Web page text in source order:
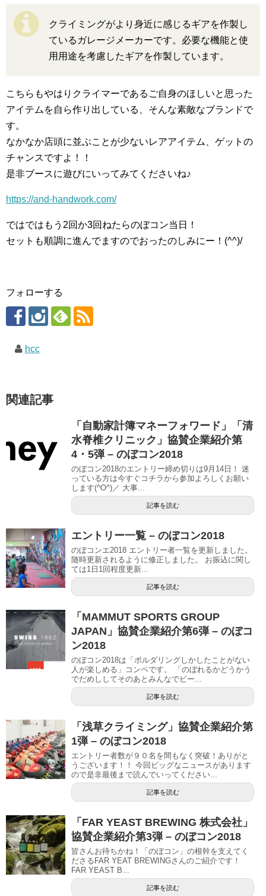
クライミングがより身近に感じるギアを作製し
ているガレージメーカーです。必要な機能と使
用用途を考慮したギアを作製しています。
こちらもやはりクライマーであるご自身のほしいと思った
アイテムを自ら作り出している、そんな素敵なブランドで
す。
なかなか店頭に並ぶことが少ないレアアイテム、ゲットの
チャンスですよ！！
是非ブースに遊びにいってみてくださいね♪
https://and-handwork.com/
ではではもう2回か3回ねたらのぼコン当日！
セットも順調に進んでますのでおったのしみにー！(^^)/
フォローする
hcc
関連記事
「自動家計簿マネーフォワード」「清
水脊椎クリニック」協賛企業紹介第
4・5弾 – のぼコン2018
のぼコン2018のエントリー締め切りは9月14日！ 迷
っている方は今すぐコチラから参加よろしくお願い
します(^O^)／ 大事...
記事を読む
エントリー一覧 – のぼコン2018
のぼコンエ2018 エントリー者一覧を更新しました。
随時更新されるように修正しました。 お振込に関し
ては1日1回程度更新...
記事を読む
「MAMMUT SPORTS GROUP
JAPAN」協賛企業紹介第6弾 – のぼコ
ン2018
のぼコン2018は「ボルダリングしかしたことがない
人が楽しめる」コンペです。 「のぼれるかどうかう
でだめししてそのあとみんなでビー...
記事を読む
「浅草クライミング」協賛企業紹介第
1弾 – のぼコン2018
エントリー者数が９０名を間もなく突破！ありがと
うございます！！ 今回ビッグなニュースがあります
ので是非最後まで読んでいってください...
記事を読む
「FAR YEAST BREWING 株式会社」
協賛企業紹介第3弾 – のぼコン2018
皆さんお待ちかね！「のぼコン」の根幹を支えてく
ださるFAR YEAT BREWINGさんのご紹介です！
FAR YEAST B...
記事を読む